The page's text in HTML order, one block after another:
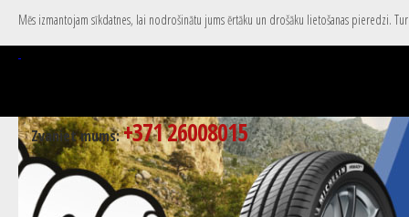
Mēs izmantojam sīkdatnes, lai nodrošinātu jums ērtāku un drošāku lietošanas pieredzi.
Zvaniet mums:+371 26008015